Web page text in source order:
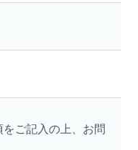
をご記入の上、お問